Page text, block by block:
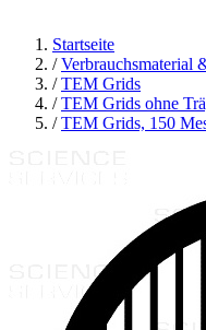
Startseite
/ Verbrauchsmaterial
/ TEM Grids
/ TEM Grids ohne
/ TEM Grids, 150